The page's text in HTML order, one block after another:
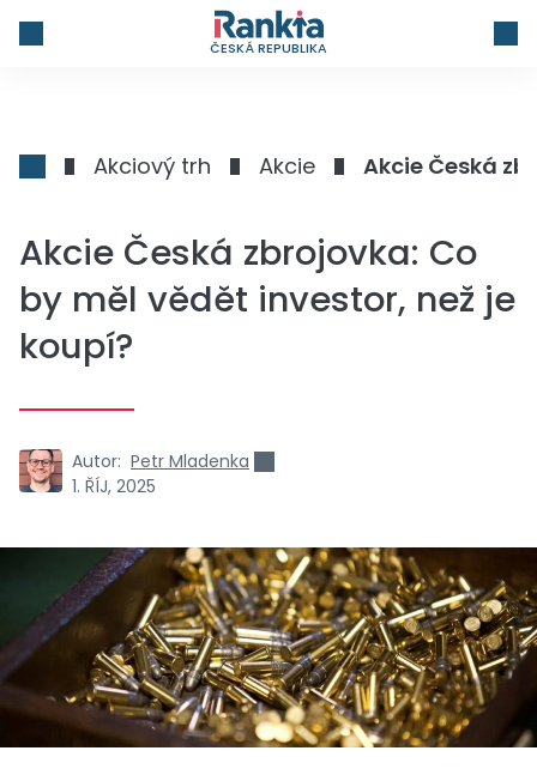
ČESKÁ REPUBLIKA
Akciový trh Akcie Akcie Česká
Akcie Česká zbrojovka: Co
by měl vědět investor, než je
koupí?
Autor: Petr Mladenka
1. ŘÍJ, 2025